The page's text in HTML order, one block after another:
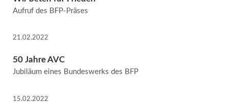
Aufruf des BFP-Präses
21.02.2022
50 Jahre AVC
Jubiläum eines Bundeswerks des BFP
15.02.2022